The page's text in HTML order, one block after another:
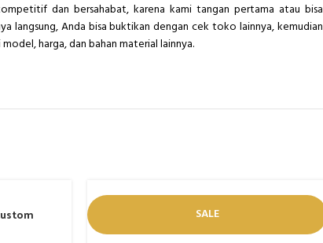
dan bersahabat, karena kami tangan pertama atau bisa
langsung, Anda bisa buktikan dengan cek toko lainnya, kemudian
harga, dan bahan material lainnya.
SALE